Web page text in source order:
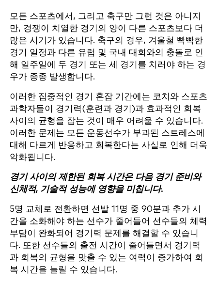
모든 스포츠에서, 그리고 축구만 그런 것은 아니지
만, 경쟁이 치열한 경기의 양이 다른 스포츠보다 더
많은 시기가 있습니다. 축구의 경우, 겨울철 빡빡한
경기 일정과 다른 유럽 및 국내 대회와의 충돌로 인
해 일주일에 두 경기 또는 세 경기를 치러야 하는 경
우가 종종 발생합니다.
이러한 집중적인 경기 혼잡 기간에는 코치와 스포츠
과학자들이 경기력(훈련과 경기)과 효과적인 회복
사이의 균형을 잡는 것이 매우 어려울 수 있습니다.
이러한 문제는 모든 운동선수가 부과된 스트레스에
대해 다르게 반응하고 회복한다는 사실로 인해 더욱
악화됩니다.
경기 사이의 제한된 회복 시간은 다음 경기 준비와
신체적, 기술적 성능에 영향을 미칩니다.
5명 교체로 전환하면 선발 11명 중 90분과 추가 시
간을 소화해야 하는 선수가 줄어들어 선수들의 체력
부담이 완화되어 경기력 문제를 해결할 수 있습니
다. 또한 선수들의 출전 시간이 줄어들면서 경기력
과 회복의 균형을 맞출 수 있는 여력이 증가하여 회
복 시간을 늘릴 수 있습니다.